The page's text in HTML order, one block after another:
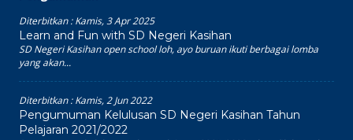
Diterbitkan :Kamis, 3 Apr 2025
Learn and Fun with SD Negeri Kasihan
SD Negeri Kasihan open school loh, ayo buruan ikuti berbagai lomba
yang akan...
Diterbitkan :Kamis, 2 Jun 2022
Pengumuman Kelulusan SD Negeri Kasihan Tahun
Pelajaran 2021/2022